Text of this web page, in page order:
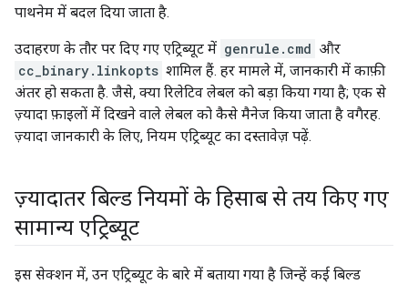
पाथनेम में बदल दिया जाता है.
उदाहरण के तौर पर दिए गए एट्रिब्यूट में genrule.cmd और
cc_binary.linkopts शामिल हैं. हर मामले में, जानकारी में काफ़ी
अंतर हो सकता है. जैसे, क्या रिलेटिव लेबल को बड़ा किया गया है; एक से
ज़्यादा फ़ाइलों में दिखने वाले लेबल को कैसे मैनेज किया जाता है वगैरह.
ज़्यादा जानकारी के लिए, नियम एट्रिब्यूट का दस्तावेज़ पढ़ें.
ज़्यादातर बिल्ड नियमों के हिसाब से तय किए गए
सामान्य एट्रिब्यूट
इस सेक्शन में, उन एट्रिब्यूट के बारे में बताया गया है जिन्हें कई बिल्ड